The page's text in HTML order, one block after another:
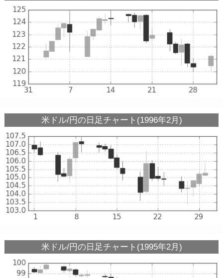
米ドル/円の日足チャート(1996年2月)
米ドル/円の日足チャート(1995年2月)